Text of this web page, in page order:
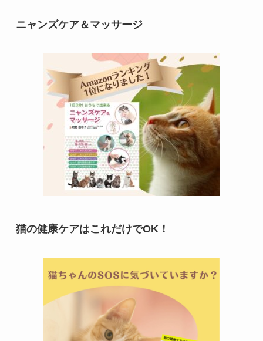
ニャンズケア＆マッサージ
猫の健康ケアはこれだけでOK！